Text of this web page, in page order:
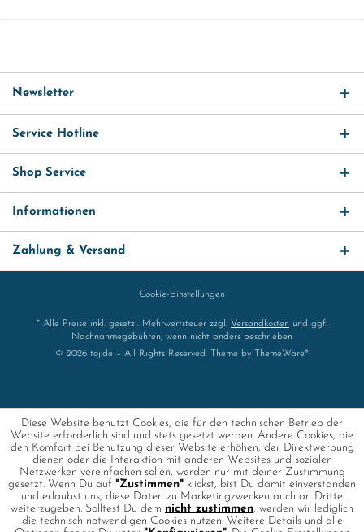
Newsletter
Service Hotline
Shop Service
Informationen
Zahlung & Versand
Cookie-Einstellungen
* Alle Preise inkl. gesetzl. Mehrwertsteuer zzgl. Versandkosten und ggf.
Nachnahmegebühren, wenn nicht anders beschrieben
© 2026 toj.de – All Rights Reserved. Theme by
ThemeWare®
Diese Website benutzt Cookies, die für den technischen Betrieb der
Website erforderlich sind und stets gesetzt werden. Andere Cookies, die
den Komfort bei Benutzung dieser Website erhöhen, der Direktwerbung
dienen oder die Interaktion mit anderen Websites und sozialen
Netzwerken vereinfachen sollen, werden nur mit deiner Zustimmung
gesetzt. Wenn Du auf "Zustimmen" klickst, bist Du damit einverstanden
und erlaubst uns, diese Daten zu Marketingzwecken auch an Dritte
weiterzugeben. Solltest Du dem nicht zustimmen, werden wir lediglich
die technisch notwendigen Cookies nutzen. Weitere Details und alle